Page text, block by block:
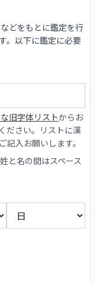
どをもとに鑑定を行
。以下に鑑定に必要
旧字体リストからお
ださい。リストに漢
入お願いします。
と名の間はスペース